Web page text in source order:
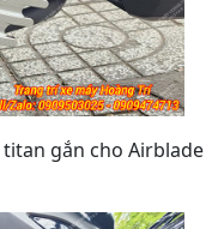
gắn cho Airblade